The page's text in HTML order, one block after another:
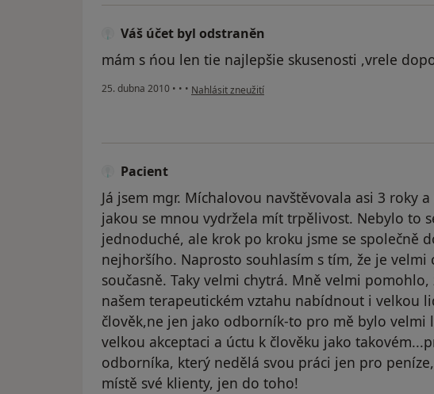
Váš účet byl odstraněn
mám s ńou len tie najlepšie skusenosti ,vrele
25. dubna 2010 • • • podle názoru uživatele Váš účet byl odstraněn
Nahlásit zneužití
Pacient
Já jsem mgr. Míchalovou navštěvovala asi 3 roky
jakou se mnou vydržela mít trpělivost. Nebylo to
jednoduché, ale krok po kroku jsme se společně
nejhoršího. Naprosto souhlasím s tím, že je velmi
současně. Taky velmi chytrá. Mně velmi
našem terapeutickém vztahu nabídnout i velkou
člověk,ne jen jako odborník-to pro mě bylo velmi
velkou akceptaci a úctu k člověku jako
odborníka, který nedělá svou práci jen pro
místě své klienty, jen do toho!